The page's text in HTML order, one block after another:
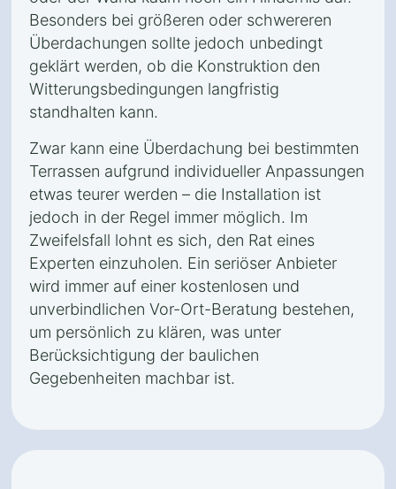
Besonders bei größeren oder schwereren
Überdachungen sollte jedoch unbedingt
geklärt werden, ob die Konstruktion den
Witterungsbedingungen langfristig
standhalten kann.
Zwar kann eine Überdachung bei bestimmten
Terrassen aufgrund individueller Anpassungen
etwas teurer werden – die Installation ist
jedoch in der Regel immer möglich. Im
Zweifelsfall lohnt es sich, den Rat eines
Experten einzuholen. Ein seriöser Anbieter
wird immer auf einer kostenlosen und
unverbindlichen Vor-Ort-Beratung bestehen,
um persönlich zu klären, was unter
Berücksichtigung der baulichen
Gegebenheiten machbar ist.